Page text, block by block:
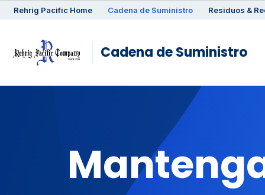
Rehrig Pacific Home Cadena de Suministro Residuos &
Cadena de Suministro